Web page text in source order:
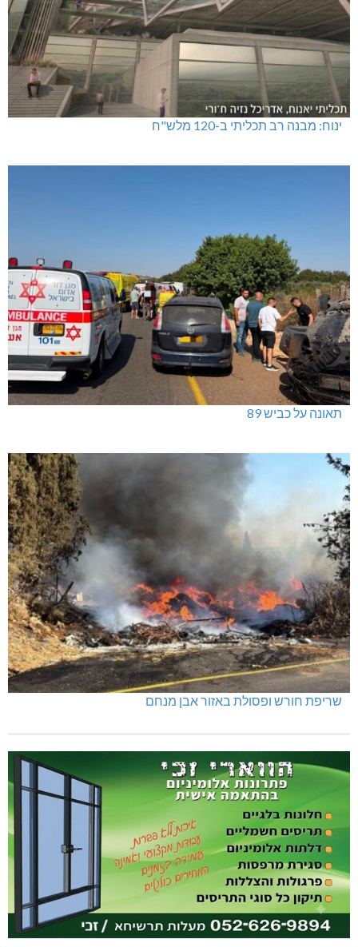
ינוח: מבנה רב תכליתי ב-120 מלש"ח
תאונה על כביש 89
שריפת חורש ופסולת באזור אבן מנחם